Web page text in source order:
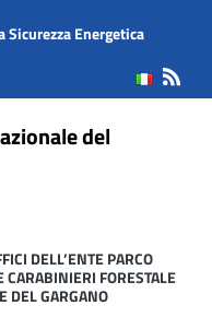
Energetica
del
DELL’ENTE PARCO
CARABINIERI FORESTALE
DEL GARGANO